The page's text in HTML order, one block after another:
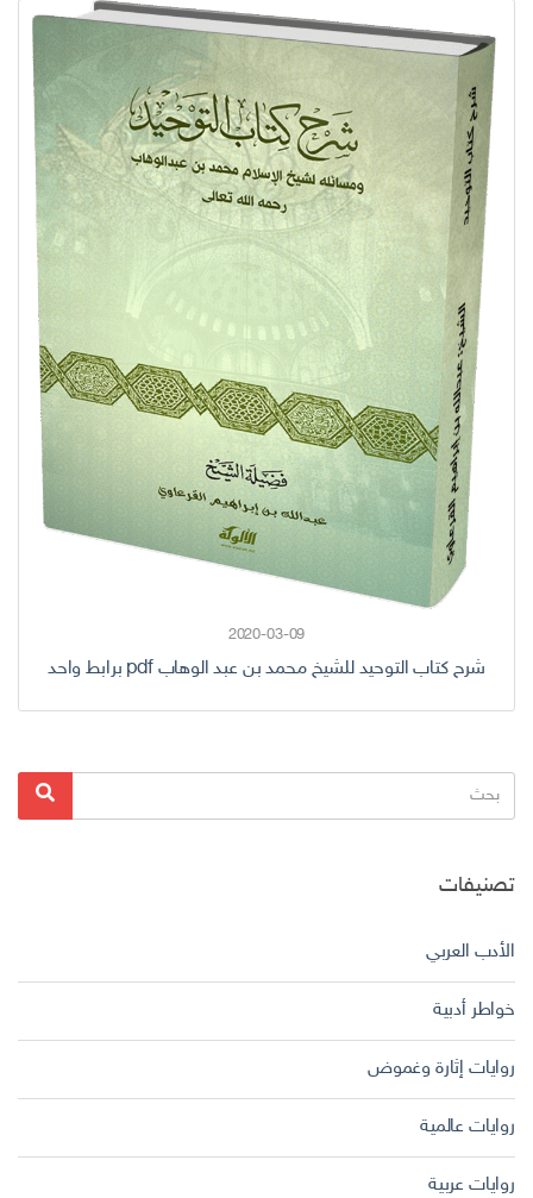
2020-03-09
شرح كتاب التوحيد للشيخ محمد بن عبد الوهاب pdf برابط واحد
البحث
عن:
بحث
تصنيفات
الأدب العربي
خواطر أدبية
روايات إثارة وغموض
روايات عالمية
روايات عربية